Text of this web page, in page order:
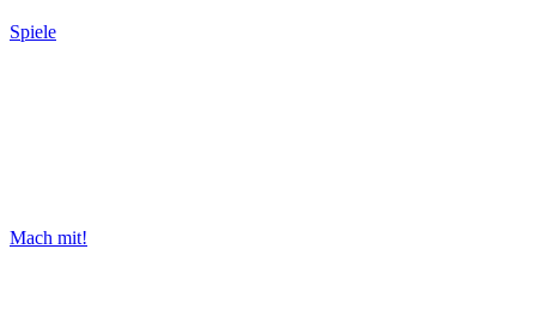
Spiele
Mach mit!